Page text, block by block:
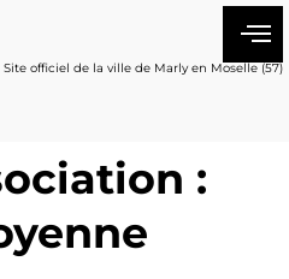
Site officiel de la ville de Marly en Moselle (57)
: